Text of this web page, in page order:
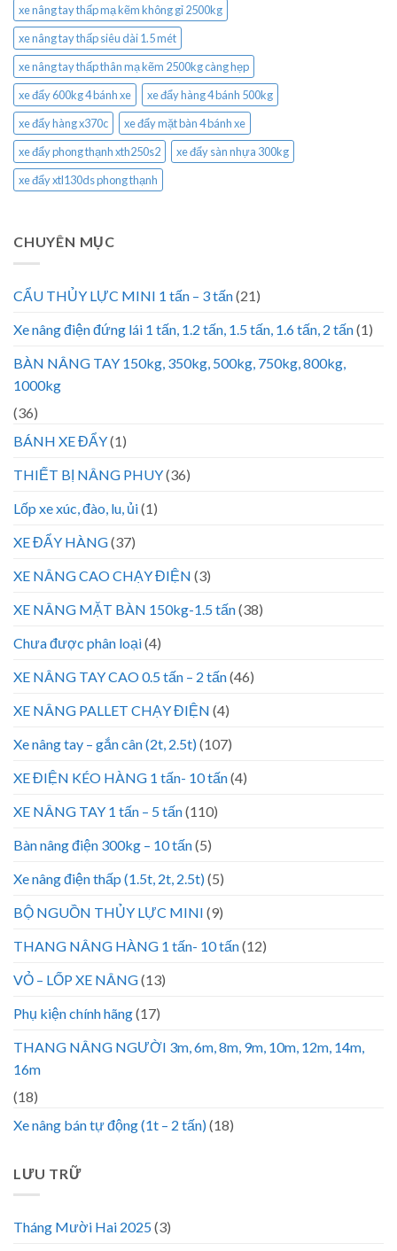
xe nâng tay thấp mạ kẽm không gỉ 2500kg
xe nâng tay thấp siêu dài 1.5 mét
xe nâng tay thấp thân mạ kẽm 2500kg càng hẹp
xe đẩy 600kg 4 bánh xe
xe đẩy hàng 4 bánh 500kg
xe đẩy hàng x370c
xe đẩy mặt bàn 4 bánh xe
xe đẩy phong thạnh xth250s2
xe đẩy sàn nhựa 300kg
xe đẩy xtl130ds phong thạnh
CHUYÊN MỤC
CẨU THỦY LỰC MINI 1 tấn – 3 tấn(21)
Xe nâng điện đứng lái 1 tấn, 1.2 tấn, 1.5 tấn, 1.6 tấn, 2 tấn(1)
BÀN NÂNG TAY 150kg, 350kg, 500kg, 750kg, 800kg,
1000kg
(36)
BÁNH XE ĐẨY(1)
THIẾT BỊ NÂNG PHUY(36)
Lốp xe xúc, đào, lu, ủi(1)
XE ĐẨY HÀNG(37)
XE NÂNG CAO CHẠY ĐIỆN (3)
XE NÂNG MẶT BÀN 150kg-1.5 tấn(38)
Chưa được phân loại(4)
XE NÂNG TAY CAO 0.5 tấn – 2 tấn(46)
XE NÂNG PALLET CHẠY ĐIỆN (4)
Xe nâng tay – gắn cân (2t, 2.5t)(107)
XE ĐIỆN KÉO HÀNG 1 tấn- 10 tấn(4)
XE NÂNG TAY 1 tấn – 5 tấn(110)
Bàn nâng điện 300kg – 10 tấn(5)
Xe nâng điện thấp (1.5t, 2t, 2.5t)(5)
BỘ NGUỒN THỦY LỰC MINI (9)
THANG NÂNG HÀNG 1 tấn- 10 tấn(12)
VỎ – LỐP XE NÂNG(13)
Phụ kiện chính hãng(17)
THANG NÂNG NGƯỜI 3m, 6m, 8m, 9m, 10m, 12m, 14m,
16m
(18)
Xe nâng bán tự động (1t – 2 tấn)(18)
LƯU TRỮ
Tháng Mười Hai 2025(3)